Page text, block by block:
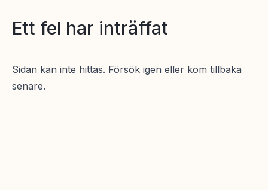
Ett fel har inträffat
Sidan kan inte hittas. Försök igen eller kom tillbaka
senare.